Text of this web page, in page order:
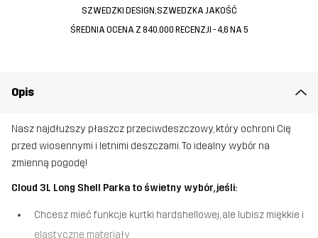
SZWEDZKI DESIGN, SZWEDZKA JAKOŚĆ
ŚREDNIA OCENA Z 840.000 RECENZJI - 4,6 NA 5
Opis
Nasz najdłuższy płaszcz przeciwdeszczowy, który ochroni Cię
przed wiosennymi i letnimi deszczami. To idealny wybór na
zmienną pogodę!
Cloud 3L Long Shell Parka to świetny wybór, jeśli:
Chcesz mieć funkcje kurtki hardshellowej, ale lubisz miękkie i
elastyczne materiały